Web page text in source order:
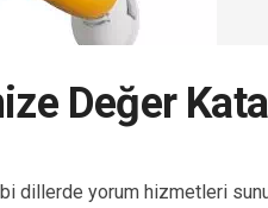
Değer
dillerde yorum hizmetleri